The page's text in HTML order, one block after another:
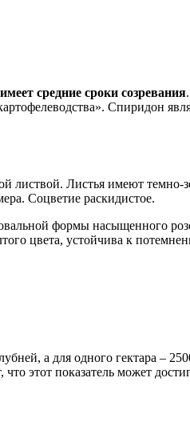
средние сроки созревания
Спиридон
листвой. Листья имеют
Соцветие раскидистое.
формы насыщенного
цвета, устойчива к
а для одного гектара –
этот показатель может